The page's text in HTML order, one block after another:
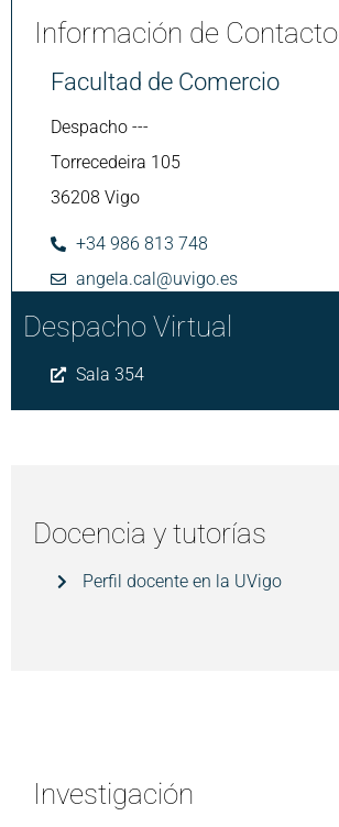
Información de Contacto
Facultad de Comercio
Despacho ---
Torrecedeira 105
36208 Vigo
+34 986 813 748
angela.cal@uvigo.es
Despacho Virtual
Sala 354
Docencia y tutorías
Perfil docente en la UVigo
Investigación